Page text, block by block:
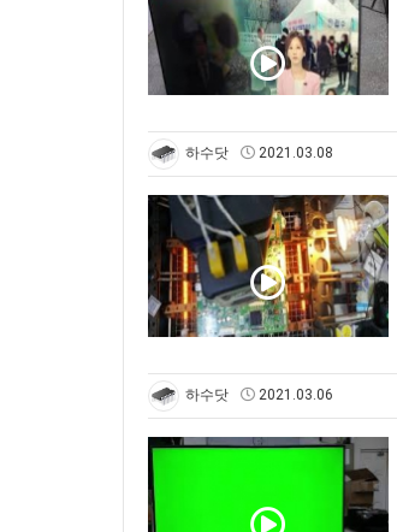
하수닷 2021.03.08
하수닷 2021.03.06